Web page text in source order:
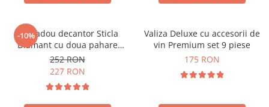
-10%
Set cadou decantor Sticla
Diamant cu doua pahare
Deluxe
252 RON
227 RON
Valiza Deluxe cu accesorii de
vin Premium set 9 piese
175 RON